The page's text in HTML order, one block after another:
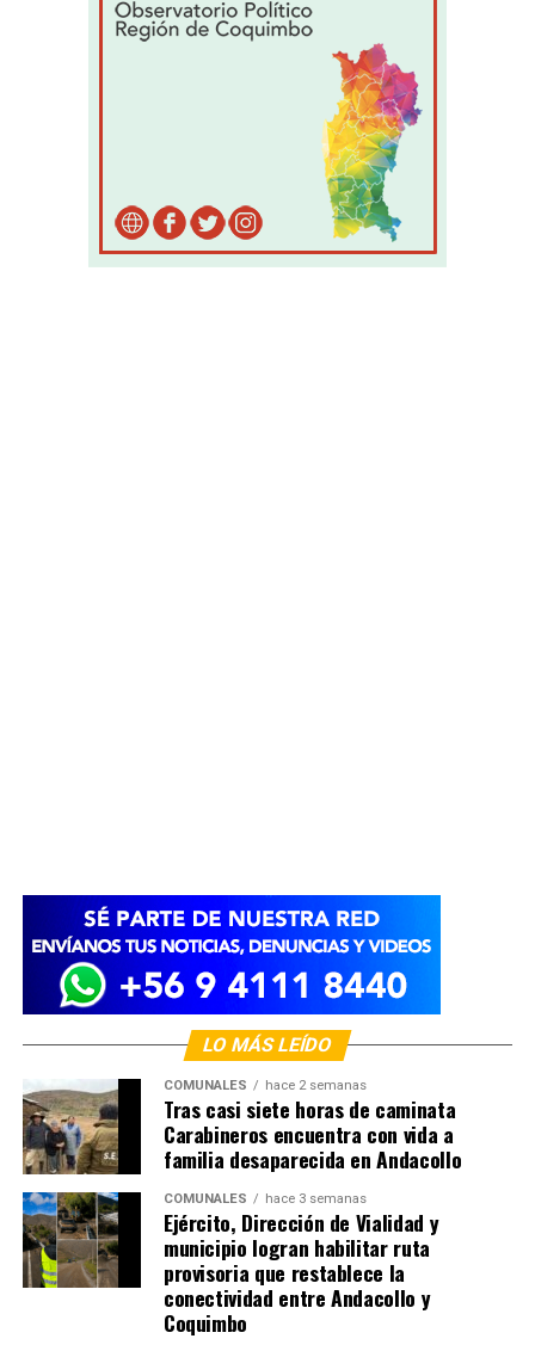
LO MÁS LEÍDO
COMUNALES hace 2 semanas
Tras casi siete horas de caminata
Carabineros encuentra con vida a
familia desaparecida en Andacollo
COMUNALES hace 3 semanas
Ejército, Dirección de Vialidad y
municipio logran habilitar ruta
provisoria que restablece la
conectividad entre Andacollo y
Coquimbo